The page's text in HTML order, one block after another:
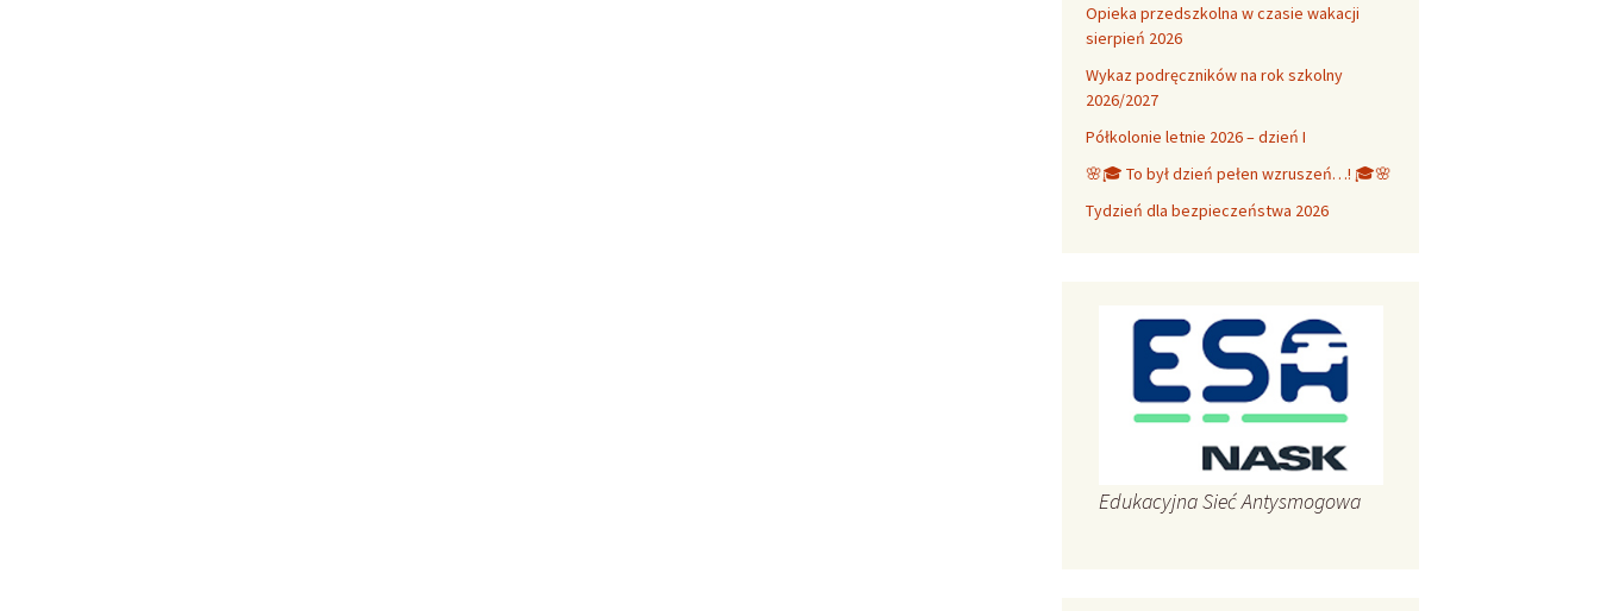
Opieka przedszkolna w czasie wakacji
sierpień 2026
Wykaz podręczników na rok szkolny
2026/2027
Półkolonie letnie 2026 – dzień I
🌸🎓 To był dzień pełen wzruszeń…! 🎓🌸
Tydzień dla bezpieczeństwa 2026
Edukacyjna Sieć Antysmogowa